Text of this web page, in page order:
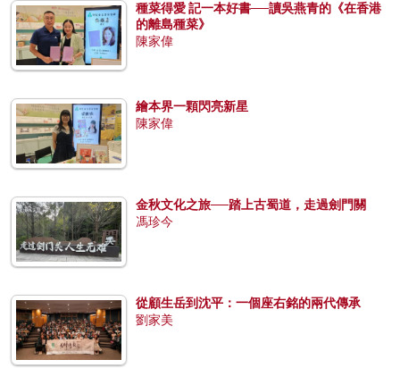
種菜得愛 記一本好書──讀吳燕青的《在香港
的離島種菜》
陳家偉
繪本界一顆閃亮新星
陳家偉
金秋文化之旅──踏上古蜀道，走過劍門關
馮珍今
從顧生岳到沈平：一個座右銘的兩代傳承
劉家美